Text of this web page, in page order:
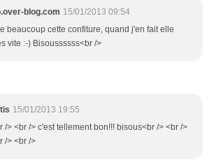
blog.com 15/01/2013 09:54
beaucoup cette confiture, quand j'en fait elle
vite :-) Bisoussssss<br />
15/01/2013 19:55
/> <br /> c'est tellement bon!!! bisous<br /> <br />
/> <br />